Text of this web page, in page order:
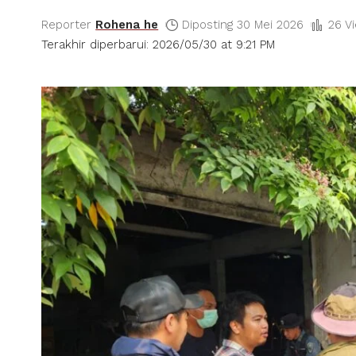
Terakhir diperbarui: 2026/05/30 at 9:21 PM
Reporter Rohena he Diposting 30 Mei 2026 26